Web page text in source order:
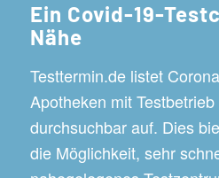
Ein Covid-19-
Nähe
Testtermin.de listet
Apotheken mit
durchsuchbar auf. Dies
die Möglichkeit, sehr